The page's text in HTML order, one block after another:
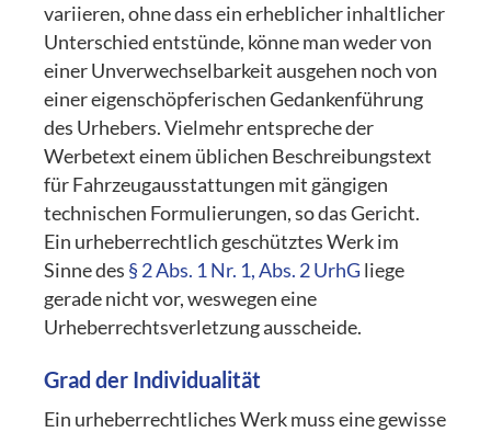
variieren, ohne dass ein erheblicher inhaltlicher
Unterschied entstünde, könne man weder von
einer Unverwechselbarkeit ausgehen noch von
einer eigenschöpferischen Gedankenführung
des Urhebers. Vielmehr entspreche der
Werbetext einem üblichen Beschreibungstext
für Fahrzeugausstattungen mit gängigen
technischen Formulierungen, so das Gericht.
Ein urheberrechtlich geschütztes Werk im
Sinne des § 2 Abs. 1 Nr. 1, Abs. 2 UrhG liege
gerade nicht vor, weswegen eine
Urheberrechtsverletzung ausscheide.
Grad der Individualität
Ein urheberrechtliches Werk muss eine gewisse